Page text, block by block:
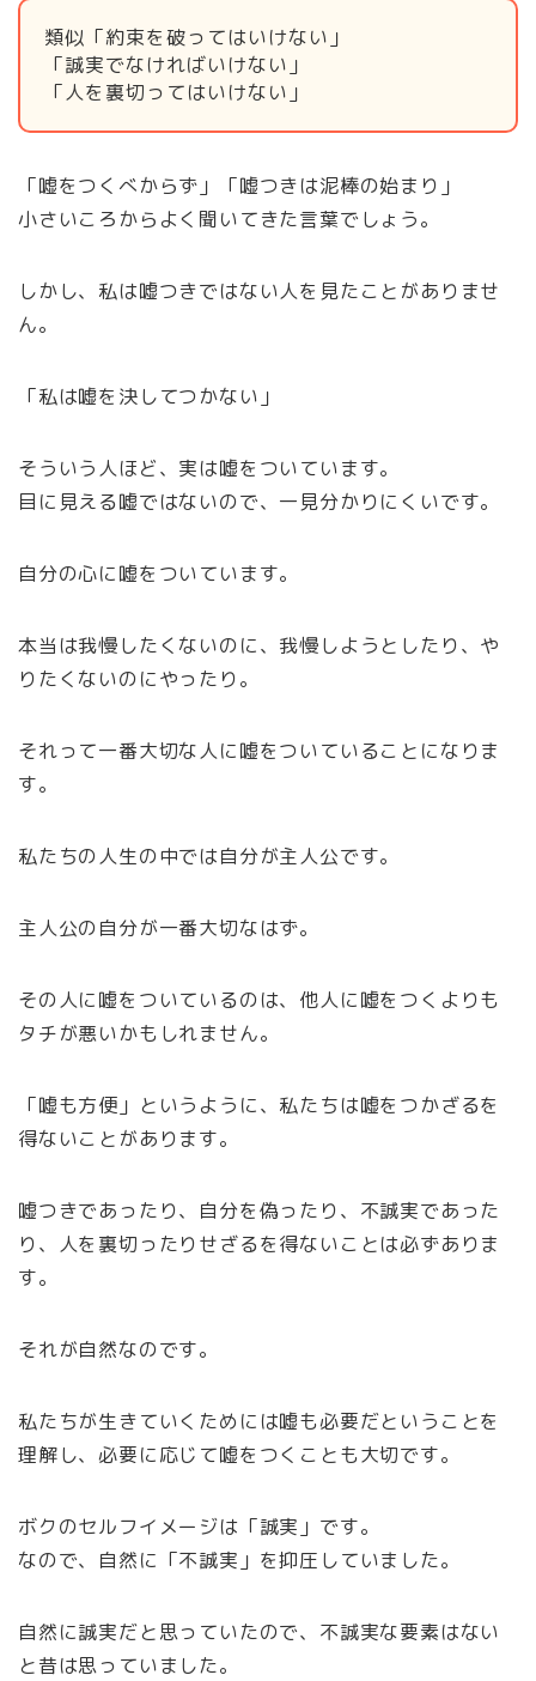
類似「約束を破ってはいけない」
「誠実でなければいけない」
「人を裏切ってはいけない」
「嘘をつくべからず」「嘘つきは泥棒の始まり」
小さいころからよく聞いてきた言葉でしょう。
しかし、私は嘘つきではない人を見たことがありませ
ん。
「私は嘘を決してつかない」
そういう人ほど、実は嘘をついています。
目に見える嘘ではないので、一見分かりにくいです。
自分の心に嘘をついています。
本当は我慢したくないのに、我慢しようとしたり、や
りたくないのにやったり。
それって一番大切な人に嘘をついていることになりま
す。
私たちの人生の中では自分が主人公です。
主人公の自分が一番大切なはず。
その人に嘘をついているのは、他人に嘘をつくよりも
タチが悪いかもしれません。
「嘘も方便」というように、私たちは嘘をつかざるを
得ないことがあります。
嘘つきであったり、自分を偽ったり、不誠実であった
り、人を裏切ったりせざるを得ないことは必ずありま
す。
それが自然なのです。
私たちが生きていくためには嘘も必要だということを
理解し、必要に応じて嘘をつくことも大切です。
ボクのセルフイメージは「誠実」です。
なので、自然に「不誠実」を抑圧していました。
自然に誠実だと思っていたので、不誠実な要素はない
と昔は思っていました。